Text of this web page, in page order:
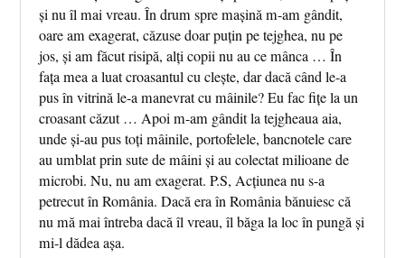
și nu îl mai vreau. În drum spre mașină m-am gândit,
oare am exagerat, căzuse doar puțin pe tejghea, nu pe
jos, și am făcut risipă, alți copii nu au ce mânca … În
fața mea a luat croasantul cu clește, dar dacă când le-a
pus în vitrină le-a manevrat cu mâinile? Eu fac fițe la un
croasant căzut … Apoi m-am gândit la tejgheaua aia,
unde și-au pus toți mâinile, portofelele, bancnotele care
au umblat prin sute de mâini și au colectat milioane de
microbi. Nu, nu am exagerat. P.S, Acțiunea nu s-a
petrecut în România. Dacă era în România bănuiesc că
nu mă mai întreba dacă îl vreau, îl băga la loc în pungă și
mi-l dădea așa.